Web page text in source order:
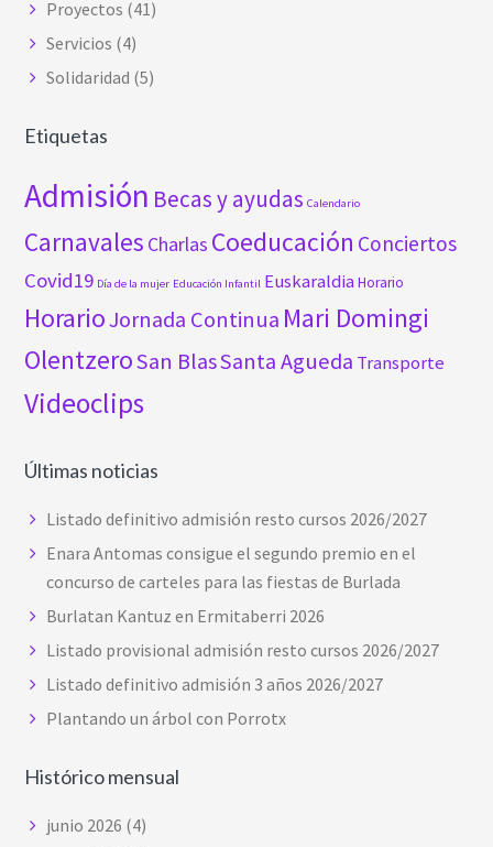
Proyectos (41)
Servicios (4)
Solidaridad (5)
Etiquetas
Admisión Becas y ayudas Calendario
Carnavales Charlas Coeducación Conciertos
Covid19 Día de la mujer Educación Infantil Euskaraldia Horario
HorarioJornada Continua Mari Domingi
OlentzeroSan BlasSanta Agueda Transporte
Videoclips
Últimas noticias
Listado definitivo admisión resto cursos 2026/2027
Enara Antomas consigue el segundo premio en el
concurso de carteles para las fiestas de Burlada
Burlatan Kantuz en Ermitaberri 2026
Listado provisional admisión resto cursos 2026/2027
Listado definitivo admisión 3 años 2026/2027
Plantando un árbol con Porrotx
Histórico mensual
junio 2026 (4)